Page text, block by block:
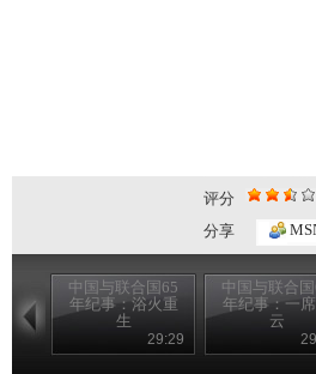
评分
分享
中国与联合国65
年纪事：浴火重
生
29:29
中国与联合
年纪事：一
云